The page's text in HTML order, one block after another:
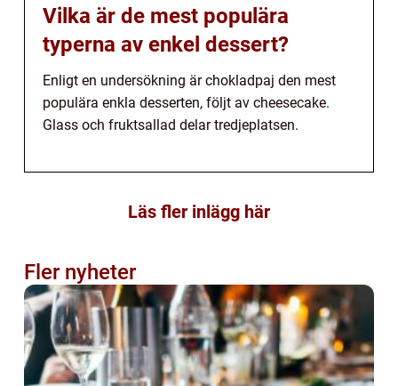
Vilka är de mest populära
typerna av enkel dessert?
Enligt en undersökning är chokladpaj den mest
populära enkla desserten, följt av cheesecake.
Glass och fruktsallad delar tredjeplatsen.
Läs fler inlägg här
Fler nyheter